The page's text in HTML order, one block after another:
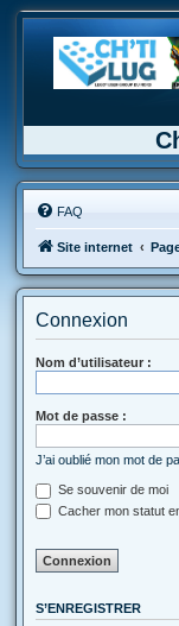
FAQ
Site internet
Connexion
Nom d’utilisateur :
Mot de passe :
J’ai oublié mon mot de
Se souvenir de moi
Cacher mon statut
S’ENREGISTRER